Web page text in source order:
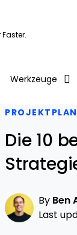
Faster.
Werkzeuge
Die 10
By Ben
Last